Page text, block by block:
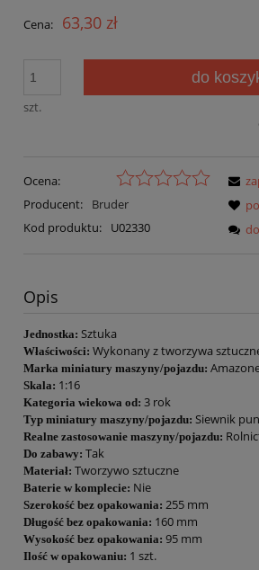
Cena: 63,30 zł
szt.
do
Ocena:
Producent:
Bruder
Kod produktu:
U02330
Opis
Jednostka: Sztuka
Właściwości: Wykonany z tworzywa
Marka miniatury maszyny/pojazdu:
Skala: 1:16
Kategoria wiekowa od: 3 rok
Typ miniatury maszyny/pojazdu: Siewnik
Realne zastosowanie maszyny/pojazdu:
Do zabawy: Tak
Materiał: Tworzywo sztuczne
Baterie w komplecie: Nie
Szerokość bez opakowania: 255 mm
Długość bez opakowania: 160 mm
Wysokość bez opakowania: 95 mm
Ilość w opakowaniu: 1 szt.